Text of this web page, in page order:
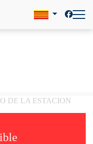
DE LA ESTACION